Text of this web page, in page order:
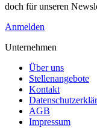
doch für unseren
Anmelden
Unternehmen
Über uns
Stellenangebote
Kontakt
AGB
Impressum